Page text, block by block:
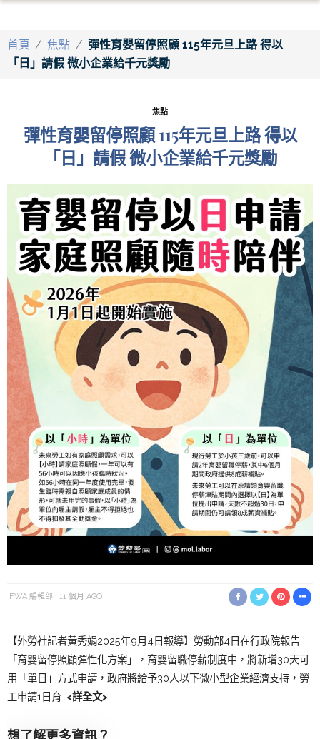
首頁 / 焦點 / 彈性育嬰留停照顧 115年元旦上路 得以
「日」請假 微小企業給千元獎勵
焦點
彈性育嬰留停照顧 115年元旦上路 得以
「日」請假 微小企業給千元獎勵
FWA 編輯部 11 個月 AGO
【外勞社記者黃秀娟2025年9月4日報導】勞動部4日在行政院報告
「育嬰留停照顧彈性化方案」，育嬰留職停薪制度中，將新增30天可
用「單日」方式申請，政府將給予30人以下微小型企業經濟支持，勞
工申請1日育… <詳全文>
想了解更多資訊？